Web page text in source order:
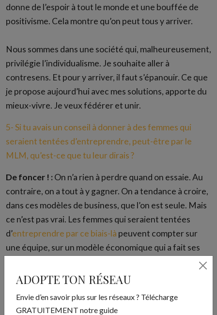
ADOPTE TON RÉSEAU
Envie d’en savoir plus sur les réseaux ? Télécharge
GRATUITEMENT notre guide
donne de l’espoir à tout le monde et une bouffée de
positivisme. Cela montre qu’on peut tous y arriver.
Nous sommes dans une société qui, malheureusement,
privilégie l’individualisme. Je souhaite aller à
contresens. Et pour y arriver, il faut s’épanouir. Ce que
je propose aujourd’hui avec mes solutions, apporte du
mieux-vivre. Je veux fédérer et unir.
5- Si tu avais un conseil à donner à des femmes qui
seraient tentées d’entreprendre, peut-être par le
MLM, qu’est-ce que tu leur dirais ?
De foncer ! : On n’a rien à perdre quand on essaie. Au
contraire, on a tout à y gagner. On a tendance à croire,
dans ces modèles de business, que l’on est seule. Mais
ce n’est pas vrai. Les femmes qui seraient tentées
d’entreprendre par ce biais-là peuvent compter sur
une équipe, sur un modèle économique qui a fait ses
preuves, sur des expériences et des succès. C’est un
système qui porte vers le haut car c’est un système